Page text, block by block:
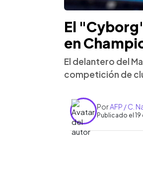
El
en
El delantero del
competición de
PorAFP / C.
Publicado el